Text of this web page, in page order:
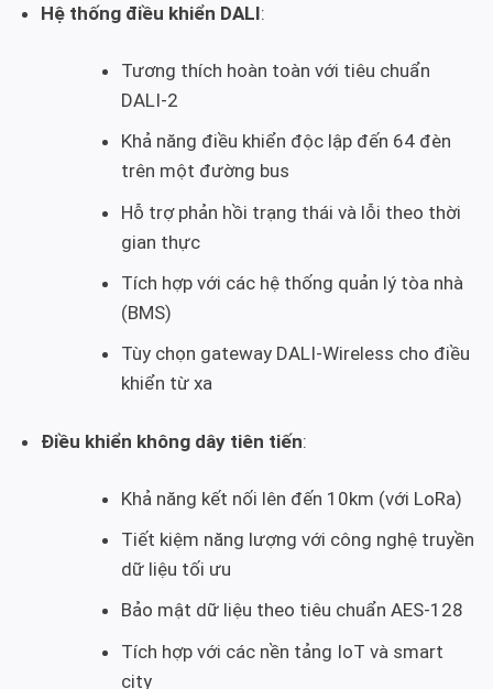
Hệ thống điều khiển DALI:
Tương thích hoàn toàn với tiêu chuẩn
DALI-2
Khả năng điều khiển độc lập đến 64 đèn
trên một đường bus
Hỗ trợ phản hồi trạng thái và lỗi theo thời
gian thực
Tích hợp với các hệ thống quản lý tòa nhà
(BMS)
Tùy chọn gateway DALI-Wireless cho điều
khiển từ xa
Điều khiển không dây tiên tiến:
Khả năng kết nối lên đến 10km (với LoRa)
Tiết kiệm năng lượng với công nghệ truyền
dữ liệu tối ưu
Bảo mật dữ liệu theo tiêu chuẩn AES-128
Tích hợp với các nền tảng IoT và smart
city